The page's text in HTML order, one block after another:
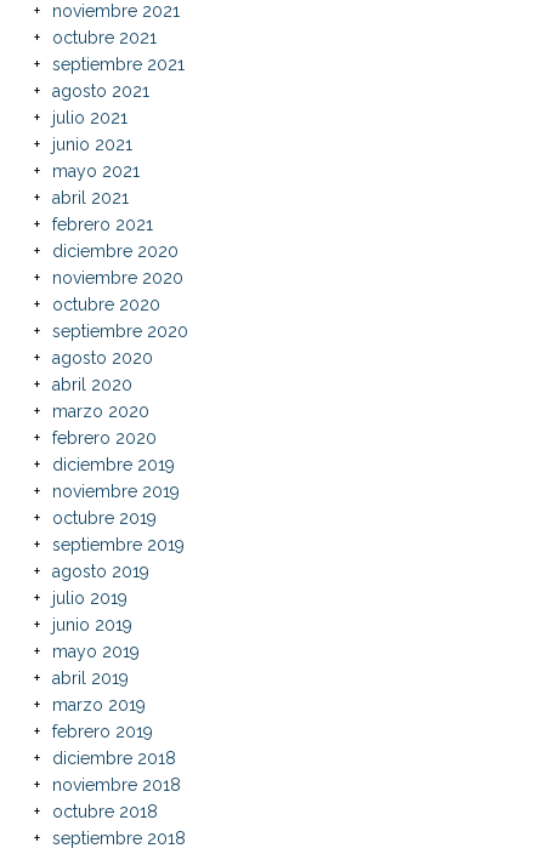
noviembre 2021
octubre 2021
septiembre 2021
agosto 2021
julio 2021
junio 2021
mayo 2021
abril 2021
febrero 2021
diciembre 2020
noviembre 2020
octubre 2020
septiembre 2020
agosto 2020
abril 2020
marzo 2020
febrero 2020
diciembre 2019
noviembre 2019
octubre 2019
septiembre 2019
agosto 2019
julio 2019
junio 2019
mayo 2019
abril 2019
marzo 2019
febrero 2019
diciembre 2018
noviembre 2018
octubre 2018
septiembre 2018